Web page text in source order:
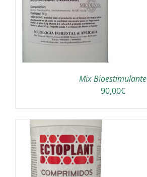
Mix Bioestimulante
90,00€